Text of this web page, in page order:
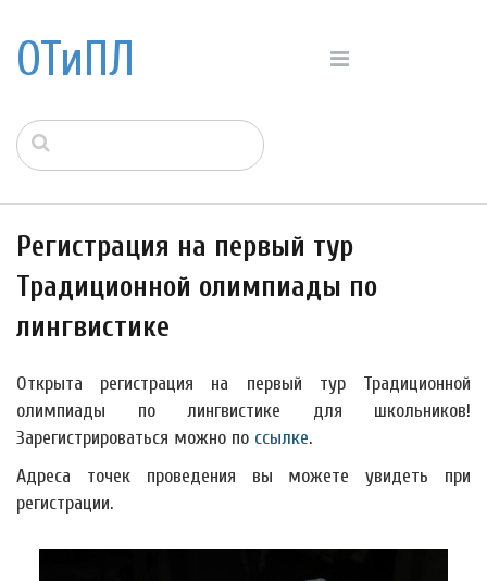
ОТиПЛ
Регистрация на первый тур
Традиционной олимпиады по
лингвистике
Открыта регистрация на первый тур Традиционной
олимпиады по лингвистике для школьников!
Зарегистрироваться можно по ссылке.
Адреса точек проведения вы можете увидеть при
регистрации.